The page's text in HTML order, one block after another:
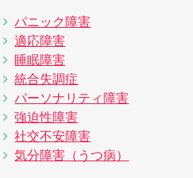
パニック障害
適応障害
睡眠障害
統合失調症
パーソナリティ障害
強迫性障害
社交不安障害
気分障害（うつ病）